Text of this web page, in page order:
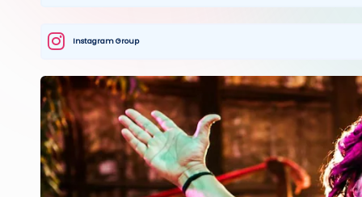
Instagram Group